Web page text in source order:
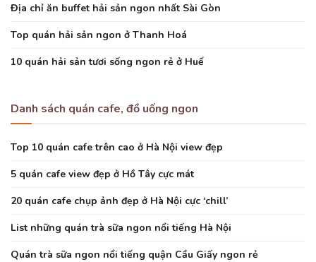
Địa chỉ ăn buffet hải sản ngon nhất Sài Gòn
Top quán hải sản ngon ở Thanh Hoá
10 quán hải sản tươi sống ngon rẻ ở Huế
Danh sách quán cafe, đồ uống ngon
Top 10 quán cafe trên cao ở Hà Nội view đẹp
5 quán cafe view đẹp ở Hồ Tây cực mát
20 quán cafe chụp ảnh đẹp ở Hà Nội cực ‘chill’
List những quán trà sữa ngon nổi tiếng Hà Nội
Quán trà sữa ngon nổi tiếng quận Cầu Giấy ngon rẻ